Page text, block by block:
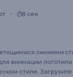
8 сек
линиями
анимации логотипа
стиле. Загрузите